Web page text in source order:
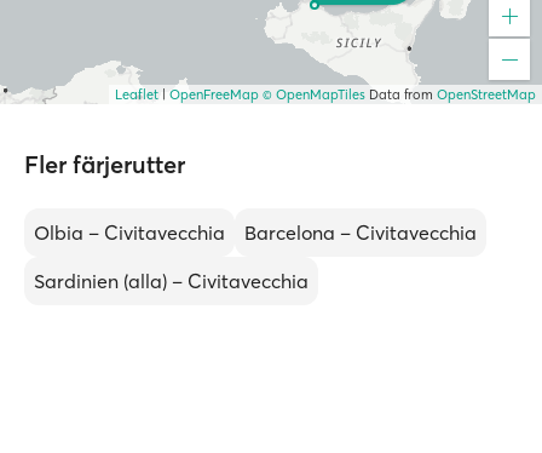
Leaflet OpenFreeMap © OpenMapTiles Data from OpenStreetMap
Fler färjerutter
Olbia – Civitavecchia
Barcelona – Civitavecchia
Sardinien (alla) – Civitavecchia